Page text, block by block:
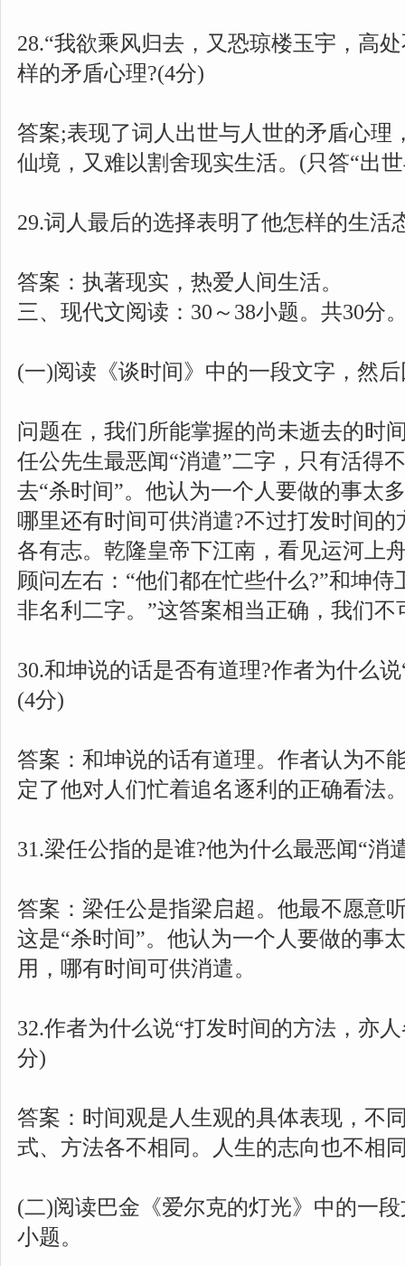
28.“我欲乘风归去，又恐琼楼玉宇，高
样的矛盾心理?(4分)
答案;表现了词人出世与人世的矛盾心理
仙境，又难以割舍现实生活。(只答“出
29.词人最后的选择表明了他怎样的生活
答案：执著现实，热爱人间生活。
三、现代文阅读：30～38小题。共30分
(一)阅读《谈时间》中的一段文字，然
问题在，我们所能掌握的尚未逝去的时
任公先生最恶闻“消遣”二字，只有活得
去“杀时间”。他认为一个人要做的事太
哪里还有时间可供消遣?不过打发时间
各有志。乾隆皇帝下江南，看见运河上
顾问左右：“他们都在忙些什么?”和坤侍
非名利二字。”这答案相当正确，我们不
30.和坤说的话是否有道理?作者为什么
(4分)
答案：和坤说的话有道理。作者认为不
定了他对人们忙着追名逐利的正确看法
31.梁任公指的是谁?他为什么最恶闻“消
答案：梁任公是指梁启超。他最不愿意
这是“杀时间”。他认为一个人要做的事
用，哪有时间可供消遣。
32.作者为什么说“打发时间的方法，亦
分)
答案：时间观是人生观的具体表现，不
式、方法各不相同。人生的志向也不相
(二)阅读巴金《爱尔克的灯光》中的一
小题。